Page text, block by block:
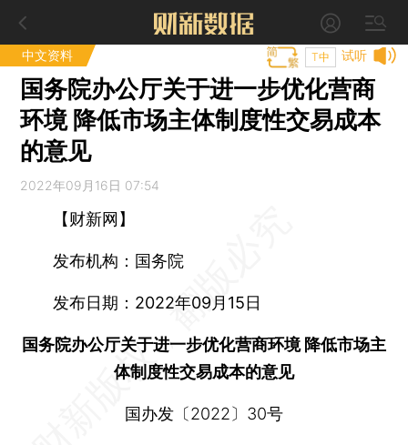
中文资料 试听
T中
国务院办公厅关于进一步优化营商
环境 降低市场主体制度性交易成本
的意见
2022年09月16日 07:54
【财新网】
发布机构：国务院
发布日期：2022年09月15日
国务院办公厅关于进一步优化营商环境 降低市场主
体制度性交易成本的意见
国办发〔2022〕30号